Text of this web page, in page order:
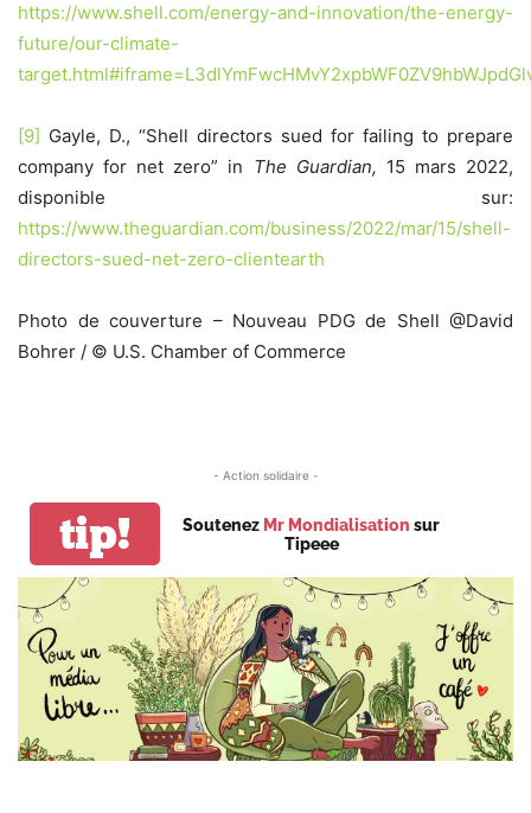
https://www.shell.com/energy-and-innovation/the-energy-
future/our-climate-
[9] Gayle, D., “Shell directors sued for failing to prepare
company for net zero” in The Guardian, 15 mars 2022,
disponible sur:
https://www.theguardian.com/business/2022/mar/15/shell-
directors-sued-net-zero-clientearth
Photo de couverture – Nouveau PDG de Shell @David
Bohrer / © U.S. Chamber of Commerce
- Action solidaire -
tip! Soutenez Mr Mondialisation sur
Tipeee